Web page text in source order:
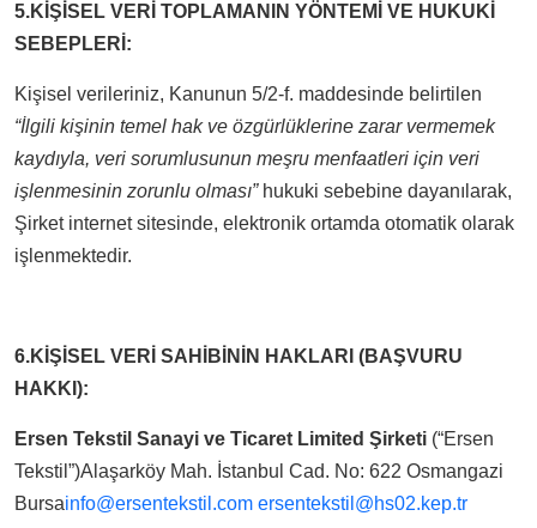
5.KİŞİSEL VERİ TOPLAMANIN YÖNTEMİ VE HUKUKİ
SEBEPLERİ:
Kişisel verileriniz, Kanunun 5/2-f. maddesinde belirtilen
“İlgili kişinin temel hak ve özgürlüklerine zarar vermemek
kaydıyla, veri sorumlusunun meşru menfaatleri için veri
işlenmesinin zorunlu olması” hukuki sebebine dayanılarak,
Şirket internet sitesinde, elektronik ortamda otomatik olarak
işlenmektedir.
6.KİŞİSEL VERİ SAHİBİNİN HAKLARI (BAŞVURU
HAKKI):
Ersen Tekstil Sanayi ve Ticaret Limited Şirketi (“Ersen
Tekstil”)Alaşarköy Mah. İstanbul Cad. No: 622 Osmangazi
Bursainfo@ersentekstil.com ersentekstil@hs02.kep.tr